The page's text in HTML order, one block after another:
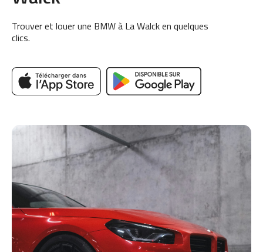
Trouver et louer une BMW à La Walck en quelques
clics.